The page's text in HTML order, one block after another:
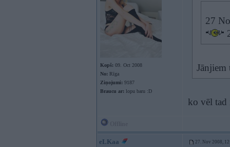
Kopš: 09. Oct 2008
No: Rīga
Ziņojumi: 9187
Braucu ar: lopu baru :D
27
ko vēl
eLKaa 27. Nov 2008,